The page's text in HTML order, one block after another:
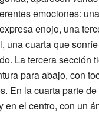
emociones:
enojo, una
una cuarta que
La tercera sección
para abajo, con
En la cuarta parte
en el centro, con un